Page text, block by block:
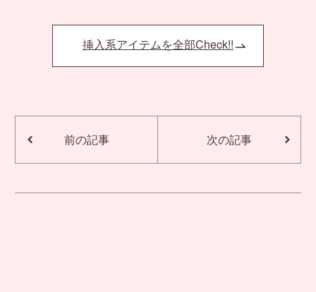
挿入系アイテムを全部Check!!
前の記事 次の記事